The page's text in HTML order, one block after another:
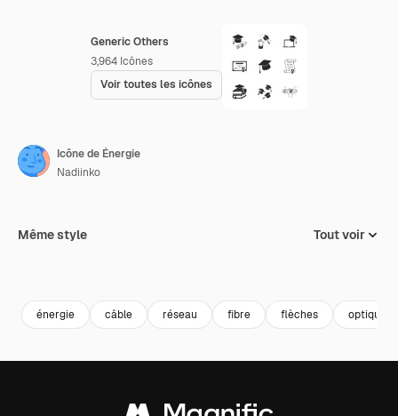
Generic Others
3,964 Icônes
Voir toutes les icônes
Icône de Énergie
Nadiinko
Même style Tout voir
énergie câble réseau fibre flèches optique